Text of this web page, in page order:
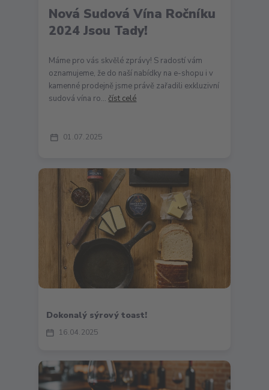
01 07 2025
Nová Sudová Vína Ročníku
2024 Jsou Tady!
Máme pro vás skvělé zprávy! S radostí vám
oznamujeme, že do naší nabídky na e-shopu i v
kamenné prodejně jsme právě zařadili exkluzivní
sudová vína ro...číst celé
16 04 2025
Dokonalý sýrový toast!